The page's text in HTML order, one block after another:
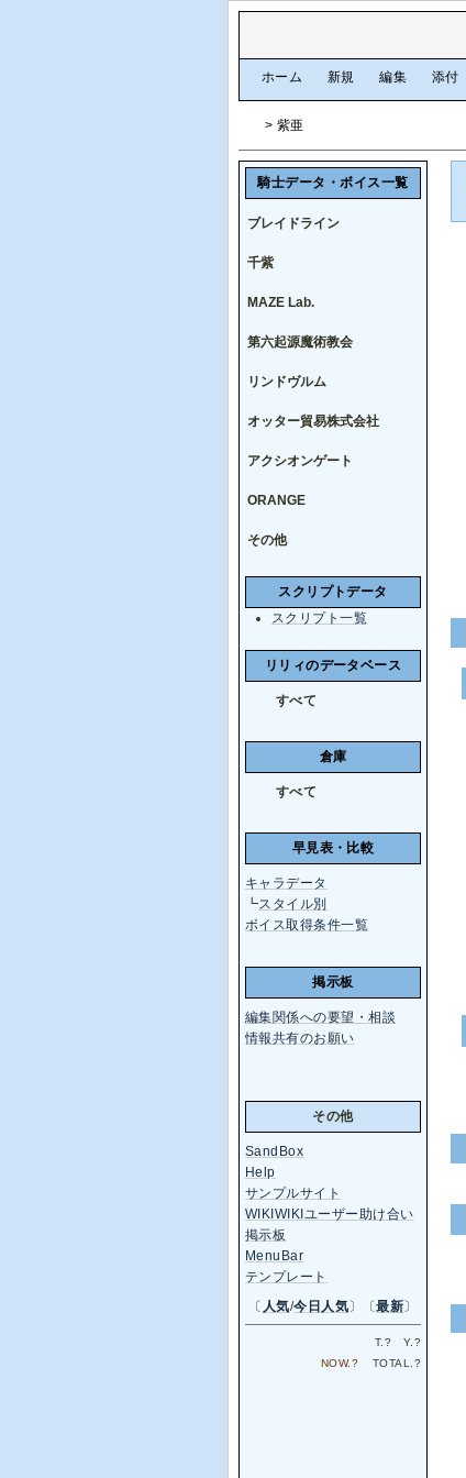
ホーム 新規 編集 添付
> 紫亜
騎士データ・ボイス一覧
ブレイドライン
千紫
MAZE Lab.
第六起源魔術教会
リンドヴルム
オッター貿易株式会社
アクシオンゲート
ORANGE
その他
スクリプトデータ
スクリプト一覧
リリィのデータベース
すべて
倉庫
すべて
早見表・比較
キャラデータ
┗スタイル別
ボイス取得条件一覧
掲示板
編集関係への要望・相談
情報共有のお願い
その他
SandBox
Help
サンプルサイト
WIKIWIKIユーザー助け合い
掲示板
MenuBar
テンプレート
〔 人気/今日人気〕〔最新〕
T.? Y.?
NOW.? TOTAL.?